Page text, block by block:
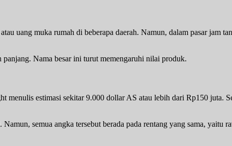
uang muka rumah di beberapa daerah. Namun, dalam pasar jam
Nama besar ini turut memengaruhi nilai produk.
estimasi sekitar 9.000 dollar AS atau lebih dari Rp150 juta.
semua angka tersebut berada pada rentang yang sama, yaitu